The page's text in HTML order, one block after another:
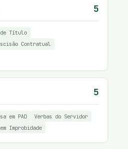
5
de Título
Contratual
5
em PAD
Verbas do Servidor
Improbidade